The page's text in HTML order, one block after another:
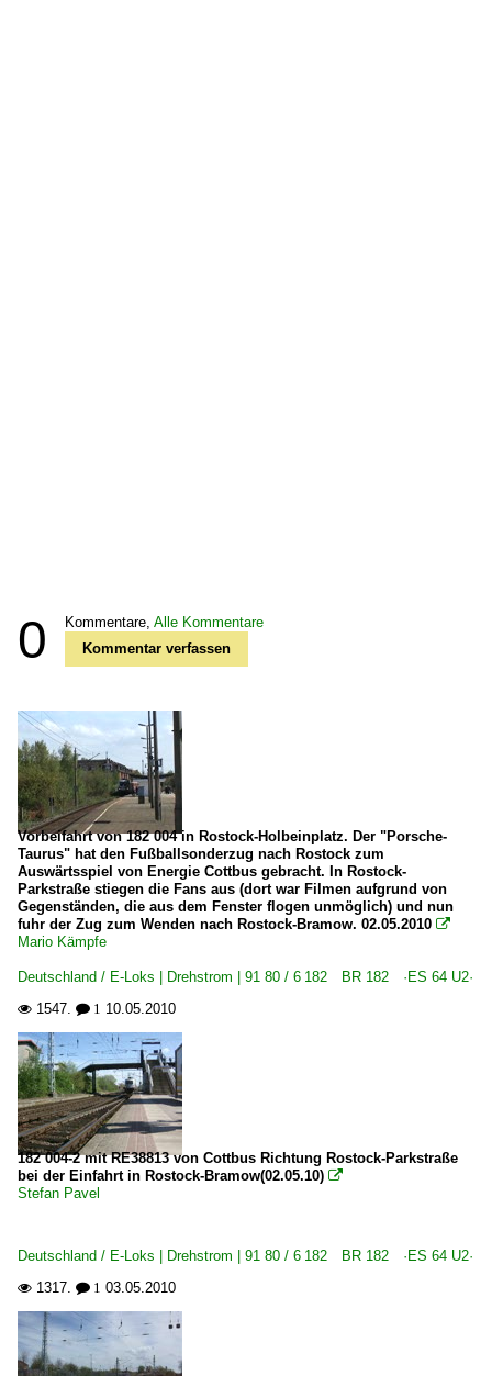
0 Kommentare, Alle Kommentare
Kommentar verfassen
Vorbeifahrt von 182 004 in Rostock-Holbeinplatz. Der "Porsche-
Taurus" hat den Fußballsonderzug nach Rostock zum
Auswärtsspiel von Energie Cottbus gebracht. In Rostock-
Parkstraße stiegen die Fans aus (dort war Filmen aufgrund von
Gegenständen, die aus dem Fenster flogen unmöglich) und nun
fuhr der Zug zum Wenden nach Rostock-Bramow. 02.05.2010 
Mario Kämpfe
Deutschland / E-Loks | Drehstrom | 91 80 / 6 182 BR 182 ·ES 64 U2·
 1547.  1 10.05.2010
182 004-2 mit RE38813 von Cottbus Richtung Rostock-Parkstraße
bei der Einfahrt in Rostock-Bramow(02.05.10) 
Stefan Pavel
Deutschland / E-Loks | Drehstrom | 91 80 / 6 182 BR 182 ·ES 64 U2·
 1317.  1 03.05.2010